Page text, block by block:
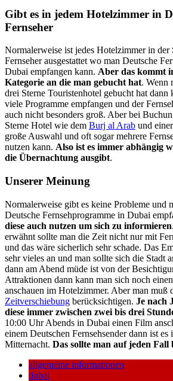
Gibt es in jedem Hotelzimmer in
Fernseher
Normalerweise ist jedes Hotelzimmer in der
Fernseher ausgestattet wo man Deutsche
Dubai empfangen kann. Aber das kommt
Kategorie an die man gebucht hat. Wenn
drei Sterne Touristenhotel gebucht hat dann
viele Programme empfangen und der
auch nicht besonders groß. Aber bei
Sterne Hotel wie dem Burj al Arab und
große Auswahl und oft sogar mehrere
nutzen kann. Also ist es immer abhängig
die Übernachtung ausgibt.
Unserer Meinung
Normalerweise gibt es keine Probleme und
Deutsche Fernsehprogramme in Dubai
diese auch nutzen um sich zu informieren
erwähnt sollte man die Zeit nicht nur mit
und das wäre sicherlich sehr schade. Das
sehr vieles an und man sollte sich die Stadt
dann am Abend müde ist von der
Attraktionen dann kann man sich noch
anschauen im Hotelzimmer. Aber man muß
Zeitverschiebung berücksichtigen. Je nach
diese immer zwischen zwei bis drei
10:00 Uhr Abends in Dubai einen Film
einem Deutschen Fernsehsender dann ist
Mitternacht. Das sollte man auf jeden Fall
allgemeine informationen
dubai